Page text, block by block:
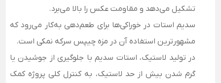
تشکیل می‌دهد و مقاومت عکس را بالا می‌برد.
سدیم استات در خوراکی‌ها برای طعم‌دهی به‌کار می‌رود که
مشهورترین استفاده آن در مزه چیپس سرکه نمکی است.
در تولید لاستیک، استات سدیم با جلوگیری از جوشیدن یا
گرم شدن بیش از حد لاستیک، به کنترل کلی پروژه کمک